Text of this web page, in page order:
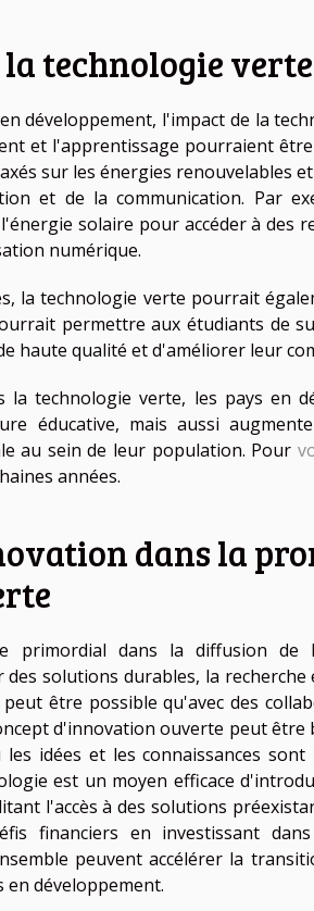
technologie verte
développement, l'impact de la
et l'apprentissage pourraient
sur les énergies renouvelables
et de la communication. Par
solaire pour accéder à des
numérique.
la technologie verte pourrait
permettre aux étudiants de
haute qualité et d'améliorer leur
la technologie verte, les pays en
éducative, mais aussi
au sein de leur population. Pour
années.
dans la
primordial dans la diffusion de
des solutions durables, la
être possible qu'avec des
d'innovation ouverte peut être
idées et les connaissances
est un moyen efficace
l'accès à des solutions
financiers en investissant
peuvent accélérer la
en développement.